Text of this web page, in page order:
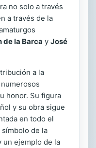
no solo a través
a través de la
de la Barca y José
a la
honor. Su figura
y su obra sigue
en todo el
símbolo de la
un ejemplo de la